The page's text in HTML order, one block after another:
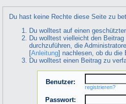
Du hast keine Rechte diese Seite zu
Du wolltest auf einen
Du wolltest vielleicht den
durchzuführen, die
[Anleitung] nachlesen, ob du die
Du wolltest einen Beitrag zu
Benutzer:
registrieren?
Passwort: